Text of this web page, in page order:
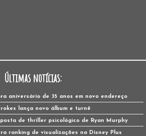
Últimas notícias:
aniversário de 35 anos em novo endereço
lança novo álbum e turnê
de thriller psicológico de Ryan Murphy
ranking de visualizações na Disney Plus